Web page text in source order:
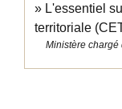
L'essentiel
territoriale
Ministère chargé